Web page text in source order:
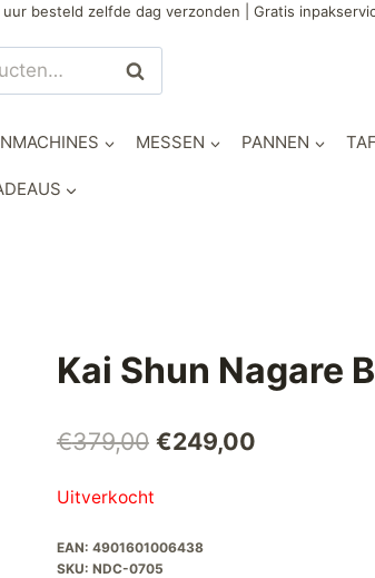
besteld zelfde dag verzonden | Gratis
Zoeken
MESSEN PANNEN
Kai Shun Nagare
€379,00 Oorspronkelijke
€379,00.
€249,00Huidige
Uitverkocht
EAN: 4901601006438
SKU: NDC-0705